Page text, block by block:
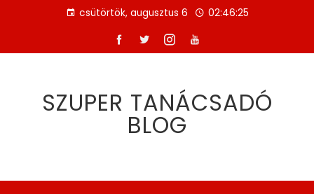
csütörtök, augusztus 6 02:46:25
SZUPER TANÁCSADÓ
BLOG